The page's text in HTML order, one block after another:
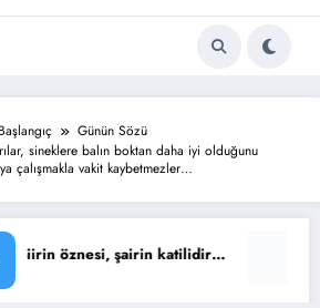
Başlangıç
Günün Sözü
sineklere balın boktan daha iyi olduğunu
çalışmakla vakit kaybetmezler…
katilidir… Günün Sözü :